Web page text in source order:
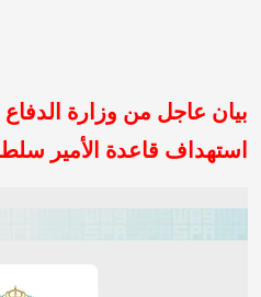
بيان عاجل من وزارة
استهداف قاعدة الأمير